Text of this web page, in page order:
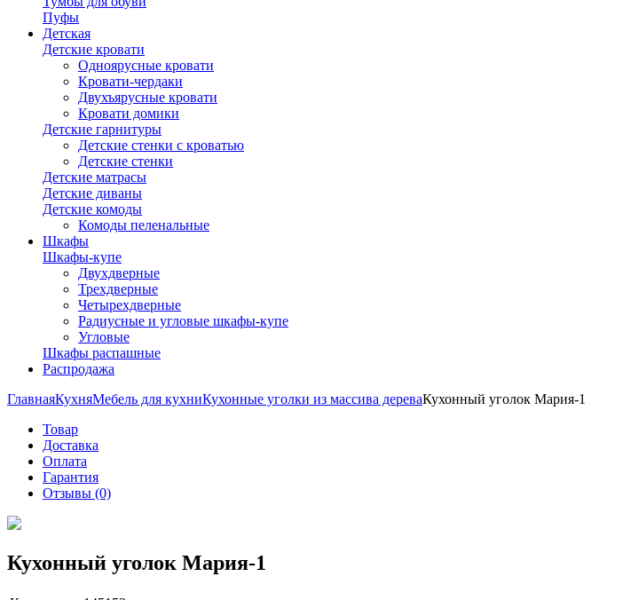
Пуфы
Детская
Детские кровати
Одноярусные кровати
Кровати-чердаки
Двухъярусные кровати
Кровати домики
Детские гарнитуры
Детские стенки с кроватью
Детские стенки
Детские матрасы
Детские диваны
Детские комоды
Комоды пеленальные
Шкафы
Шкафы-купе
Двухдверные
Трехдверные
Четырехдверные
Радиусные и угловые шкафы-купе
Угловые
Шкафы распашные
Распродажа
ГлавнаяКухняМебель для кухниКухонные уголки из массива дереваКухонный уголок Мария-1
Товар
Доставка
Оплата
Гарантия
Отзывы (0)
Кухонный уголок Мария-1